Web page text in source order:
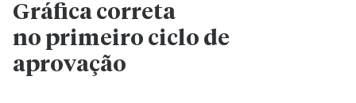
Gráfica correta
no primeiro ciclo de
aprovação